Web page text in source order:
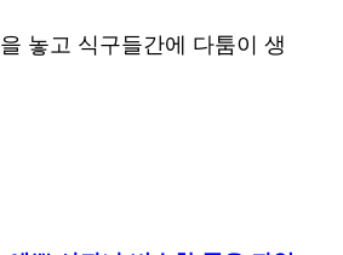
놓고 식구들간에 다툼이 생